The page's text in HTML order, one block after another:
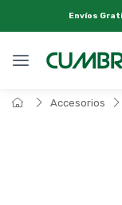
Envíos
Accesorios